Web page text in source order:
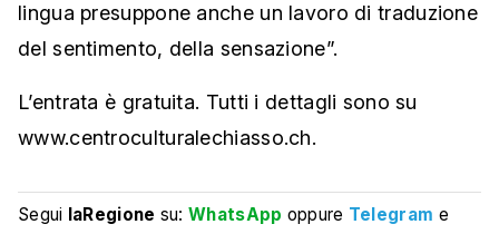
lingua presuppone anche un lavoro di traduzione
del sentimento, della sensazione”.
L’entrata è gratuita. Tutti i dettagli sono su
www.centroculturalechiasso.ch.
Segui laRegione su:WhatsApp oppure Telegram e